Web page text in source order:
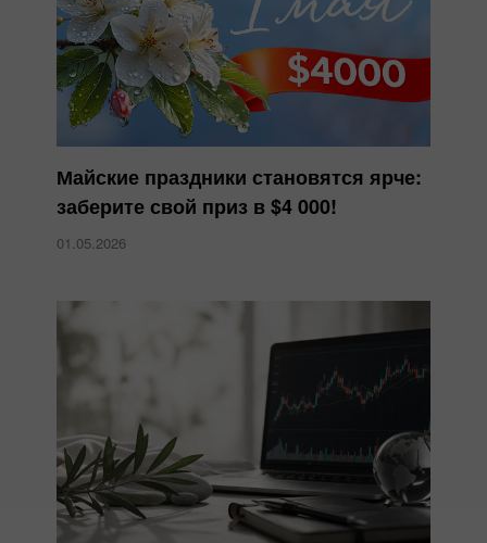
Майские праздники становятся ярче:
заберите свой приз в $4 000!
01.05.2026